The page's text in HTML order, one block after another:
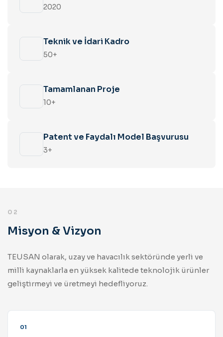
2020
Teknik ve İdari Kadro
50+
Tamamlanan Proje
10+
Patent ve Faydalı Model Başvurusu
3+
02
Misyon & Vizyon
TEUSAN olarak, uzay ve havacılık sektöründe yerli ve
milli kaynaklarla en yüksek kalitede teknolojik ürünler
geliştirmeyi ve üretmeyi hedefliyoruz.
01